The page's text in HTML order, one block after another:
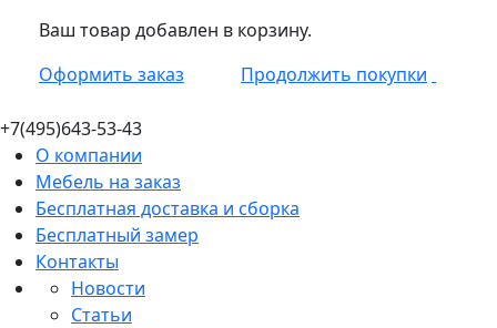
Ваш товар добавлен в корзину.
Оформить заказ
Продолжить покупки
+7(495)643-53-43
О компании
Мебель на заказ
Бесплатная доставка и сборка
Бесплатный замер
Контакты
Новости
Статьи